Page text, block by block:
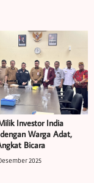
Investor India
Warga Adat,
Bicara
2025